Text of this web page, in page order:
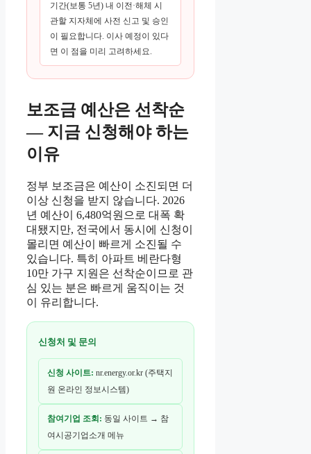
기간(보통 5년) 내 이전·해체 시
관할 지자체에 사전 신고 및 승인
이 필요합니다. 이사 예정이 있다
면 이 점을 미리 고려하세요.
보조금 예산은 선착순
— 지금 신청해야 하는
이유
정부 보조금은 예산이 소진되면 더
이상 신청을 받지 않습니다. 2026
년 예산이 6,480억원으로 대폭 확
대됐지만, 전국에서 동시에 신청이
몰리면 예산이 빠르게 소진될 수
있습니다. 특히 아파트 베란다형
10만 가구 지원은 선착순이므로 관
심 있는 분은 빠르게 움직이는 것
이 유리합니다.
신청처 및 문의
신청 사이트: nr.energy.or.kr (주택지
원 온라인 정보시스템)
참여기업 조회: 동일 사이트 → 참
여시공기업소개 메뉴